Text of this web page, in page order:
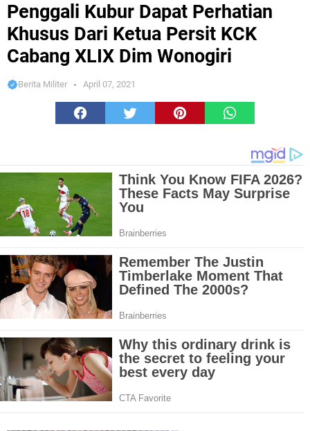
Penggali Kubur Dapat Perhatian
Khusus Dari Ketua Persit KCK
Cabang XLIX Dim Wonogiri
Berita Militer April 07, 2021